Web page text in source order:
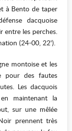
à Bento de taper
dacquoise
entre les perches.
(24-00, 22').
montoise et les
pour des fautes
Les dacquois
maintenant la
sur une mêlée
prennent très